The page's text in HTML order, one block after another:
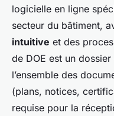
logicielle en ligne
secteur du bâtiment,
intuitive et des
de DOE est un
l’ensemble des
(plans, notices,
requise pour la